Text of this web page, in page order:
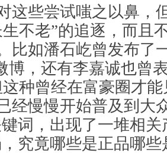
这些尝试嗤之以鼻，
不老”的追逐，而且
比如潘石屹曾发布了
博，还有李嘉诚也曾
种曾经在富豪圈才
经慢慢开始普及到大
词，出现了一堆相关
究竟哪些是正品哪